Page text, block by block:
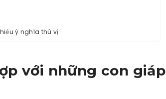
ý nghĩa thú vị
với những con giáp